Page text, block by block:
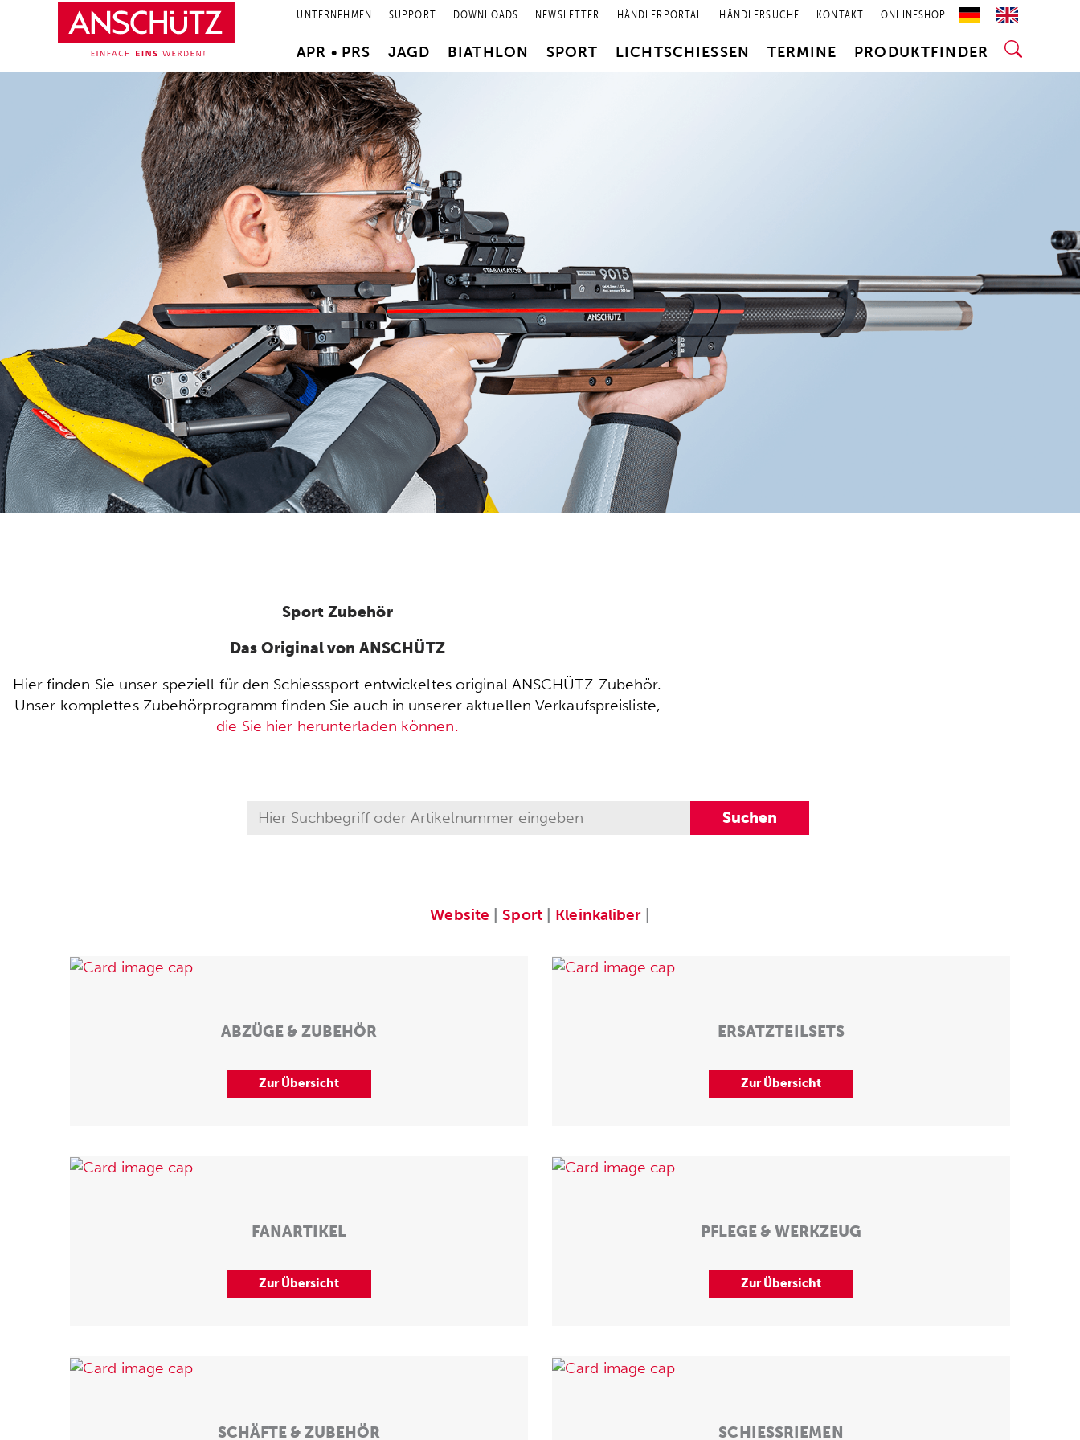
UNTERNEHMEN SUPPORT DOWNLOADS NEWSLETTER HÄNDLERPORTAL HÄNDLERSUCHE KONTAKT ONLINESHOP
APR • PRS JAGD BIATHLON SPORT LICHTSCHIESSEN TERMINE PRODUKTFINDER
Sport Zubehör
Das Original von ANSCHÜTZ
Hier finden Sie unser speziell für den Schiesssport entwickeltes original ANSCHÜTZ-Zubehör.
Unser komplettes Zubehörprogramm finden Sie auch in unserer aktuellen Verkaufspreisliste,
die Sie hier herunterladen können.
Website |Sport| Kleinkaliber|
ABZÜGE & ZUBEHÖR
Zur Übersicht
ERSATZTEILSETS
Zur Übersicht
FANARTIKEL
Zur Übersicht
PFLEGE & WERKZEUG
Zur Übersicht
SCHÄFTE & ZUBEHÖR SCHIESSRIEMEN